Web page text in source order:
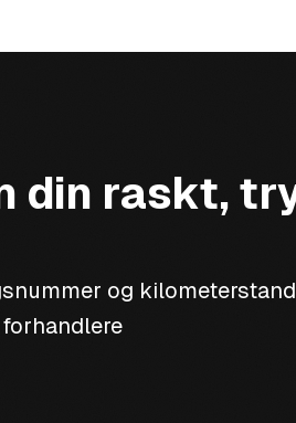
din raskt,
og kilometerstand